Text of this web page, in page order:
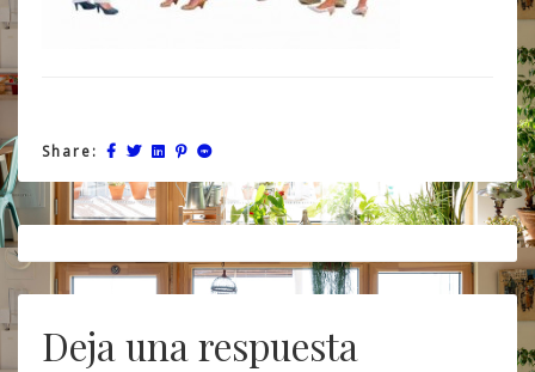
Share:
Post
navigation
Deja una respuesta